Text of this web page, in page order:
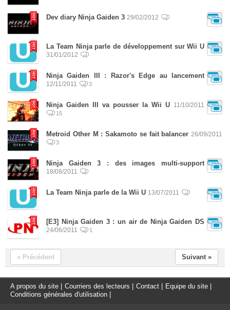
Dev diary Ninja Gaiden 3 29/02/2012
La Team Ninja parle de développement sur Wii U
31/01/2012
Ninja Gaiden III : Razor's Edge au lancement
12/11/2011 3
Ninja Gaiden III va pousser la Wii U 11/10/2011
15
Metroid Other M : Sakamoto se fait balancer 26/09/2011
3
Ninja Gaiden 3 : des images multi-support
18/08/2011
La Team Ninja parle de la Wii U 13/07/2011
[E3] Ninja Gaiden 3 : un air de Ninja Gaiden DS
24/06/2011 1
« Précédent Suivant »
A propos du site Courriers des lecteurs Contact Equipe du site
Conditions générales d'utilisation